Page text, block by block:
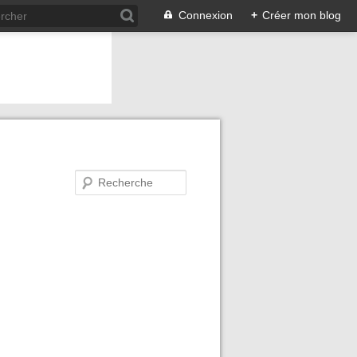
Connexion + Créer mon blog